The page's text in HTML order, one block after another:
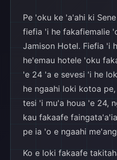
Pe 'oku ke 'a'ahi ki
fiefia 'i he fakafiemalie
Jamison Hotel. Fiefia 'i
he'emau hotele 'oku
'e 24 'a e sevesi 'i he
he ngaahi loki kotoa
tesi 'i mu'a houa 'e 24,
kau fakaafe
pe ia 'o e ngaahi
Ko e loki fakaafe